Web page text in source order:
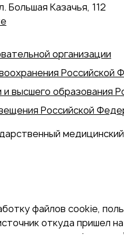
Большая Казачья, 112
организации
Российской
высшего образования
Российской
файлов cookie,
откуда пришел